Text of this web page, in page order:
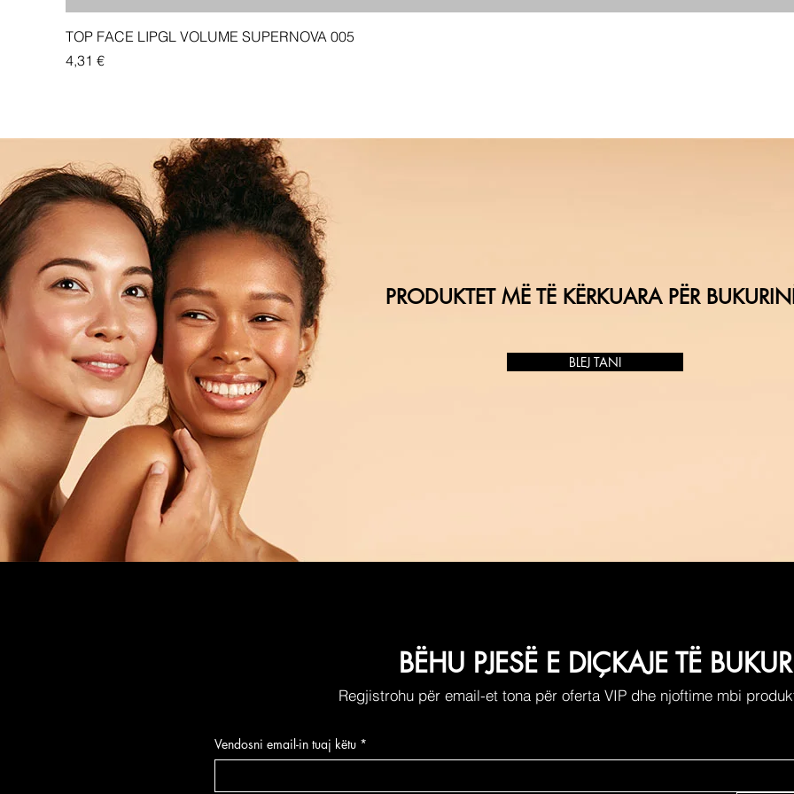
TOP FACE LIPGL VOLUME SUPERNOVA 005
Price
4,31 €
PRODUKTET MË TË KËRKUARA PËR
BLEJ TANI
BËHU PJESË E DIÇKAJE TË BUKUR
Regjistrohu për email-et tona për oferta VIP dhe njoftime mbi
Vendosni email-in tuaj këtu *